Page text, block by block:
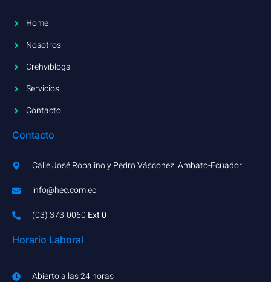
Home
Nosotros
Crehviblogs
Servicios
Contacto
Contacto
Calle José Robalino y Pedro Vásconez. Ambato-Ecuador
info@hec.com.ec
(03) 373-0060​ Ext 0
Horario Laboral
Abierto a las 24 horas